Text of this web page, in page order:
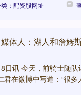
：配资股网址
体人：湖人和詹姆
日讯 今天，前骑士随
在微博中写道：“很